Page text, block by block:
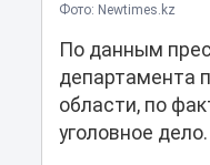
Фото: Newtimes.kz
По данным
департамента
области, по
уголовное дело.